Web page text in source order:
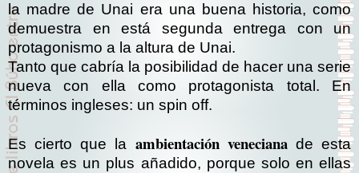
la madre de Unai era una buena historia, como
demuestra en está segunda entrega con un
protagonismo a la altura de Unai.
Tanto que cabría la posibilidad de hacer una serie
nueva con ella como protagonista total. En
términos ingleses: un spin off.
Es cierto que la ambientación venecianade esta
novela es un plus añadido, porque solo en ellas